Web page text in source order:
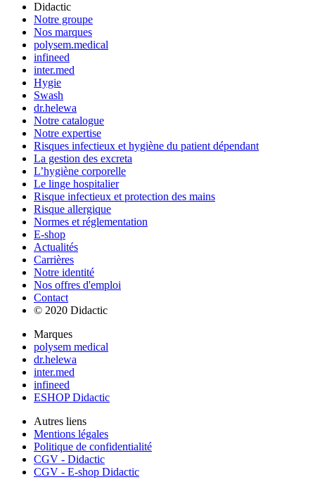
Didactic
Notre groupe
Nos marques
polysem.medical
infineed
inter.med
Hygie
Swash
dr.helewa
Notre catalogue
Notre expertise
Risques infectieux et hygiène du patient dépendant
La gestion des excreta
L’hygiène corporelle
Le linge hospitalier
Risque infectieux et protection des mains
Risque allergique
Normes et réglementation
E-shop
Actualités
Carrières
Notre identité
Nos offres d'emploi
Contact
© 2020 Didactic
Marques
polysem medical
dr.helewa
inter.med
infineed
ESHOP Didactic
Autres liens
Mentions légales
Politique de confidentialité
CGV - Didactic
CGV - E-shop Didactic